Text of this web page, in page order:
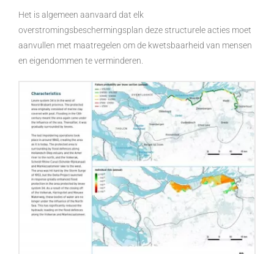
Het is algemeen aanvaard dat elk
overstromingsbeschermingsplan deze structurele acties moet
aanvullen met maatregelen om de kwetsbaarheid van mensen
en eigendommen te verminderen.